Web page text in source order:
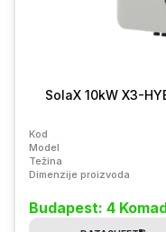
SolaX 10kW X3-
Kod
Model
Težina
Dimenzije proizvoda
Budapest: 4